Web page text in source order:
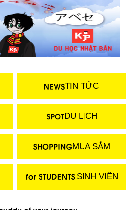
TIN TỨC
DU LỊCH
MUA SẮM
SINH VIÊN